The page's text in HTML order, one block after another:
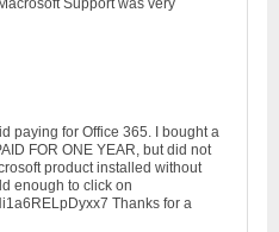
Support was very
paying for Office 365. I bought a
FOR ONE YEAR, but did not
product installed without
enough to click on
Thanks for a